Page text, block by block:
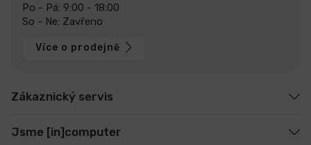
Po - Pá: 9:00 - 18:00
So - Ne: Zavřeno
Více o prodejně
Zákaznický servis
Jsme [in]computer